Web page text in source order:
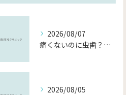
2026/08/07
痛くないのに虫歯？「痛みのない虫歯」が進行する理由と発見方法
2026/08/05